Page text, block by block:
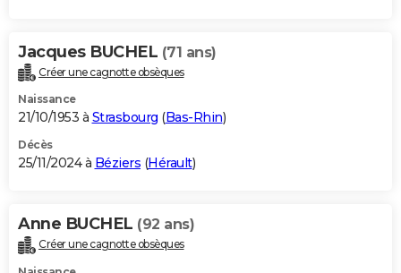
Jacques BUCHEL (71 ans)
Créer une cagnotte obsèques
Naissance
21/10/1953 à Strasbourg (Bas-Rhin)
Décès
25/11/2024 à Béziers (Hérault)
Anne BUCHEL (92 ans)
Créer une cagnotte obsèques